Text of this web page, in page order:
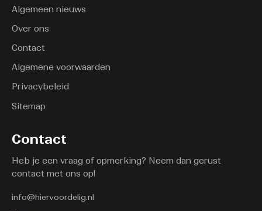
Algemeen nieuws
Over ons
Contact
Algemene voorwaarden
Privacybeleid
Sitemap
Contact
Heb je een vraag of opmerking? Neem dan gerust
contact met ons op!
info@hiervoordelig.nl